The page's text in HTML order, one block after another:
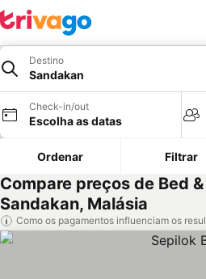
Destino
Sandakan
Check-in/out
Escolha as datas
Ordenar Filtrar
Compare preços de Bed
Sandakan, Malásia
Como os pagamentos influenciam os